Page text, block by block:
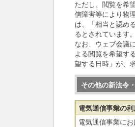
ただし、閲覧を希
信障害等により物
は、「相当と認め
るとされています。
なお、ウェブ会議
よる閲覧を希望す
望する日時」が、
その他の新法令
電気通信事業の
電気通信事業に